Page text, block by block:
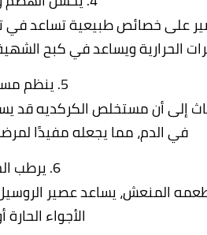
على خصائص طبيعية تساعد
الحرارية ويساعد في كبح
5. ينظم مستوى السكر في الدم
إلى أن مستخلص الكركديه قد
في الدم، مما يجعله مفيدًا
6. يرطب الجسم ويمنح الطاقة
طعمه المنعش، يساعد عصير
الأجواء